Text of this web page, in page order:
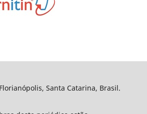
Santa Catarina, Brasil.